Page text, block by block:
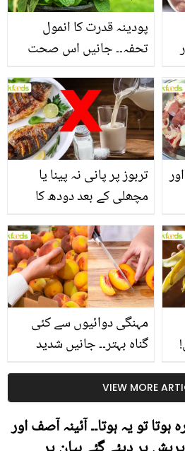
پودینہ قدرت کا انمول
تحفہ۔۔ جانیں اس صحت
انگیز طبی فوائد
تربوز پر پانی نہ پینا یا
مچھلی کے بعد دودھ کا
سے متعلق غلط فہمیوں کی
حقیقت کیا ہے اور افواہ
کیا؟
اور
مہنگی دوائیوں سے کئی
گناہ بہتر۔۔ جانیں شدید
کیوں کھانا چاہیے؟
VIEW MORE
تو یہ ہوتا۔۔ آئینہ آصف اور